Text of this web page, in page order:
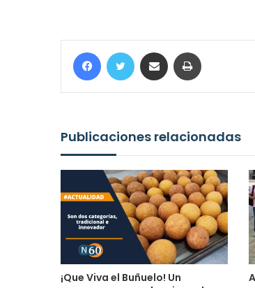
FacebookTwitter Compartir por correo electrónico
Publicaciones relacionadas
¡Que Viva el Buñuelo! Un